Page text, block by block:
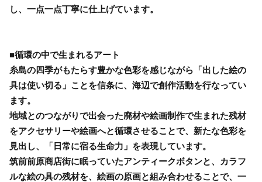
し、一点一点丁寧に仕上げています。
■循環の中で生まれるアート
糸島の四季がもたらす豊かな色彩を感じながら「出した絵の
具は使い切る」ことを信条に、海辺で創作活動を行なってい
ます。
地域とのつながりで出会った廃材や絵画制作で生まれた残材
をアクセサリーや絵画へと循環させることで、新たな色彩を
見出し、「日常に宿る生命力」を表現しています。
筑前前原商店街に眠っていたアンティークボタンと、カラフ
ルな絵の具の残材を、絵画の原画と組み合わせることで、一